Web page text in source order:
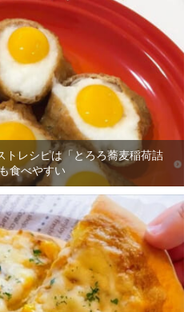
トレシピは「とろろ蕎麦稲荷詰
食べやすい